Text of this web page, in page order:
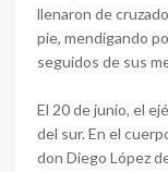
llenaron de
pie, mendigando
seguidos de sus
El 20 de junio, el
del sur. En el
don Diego López